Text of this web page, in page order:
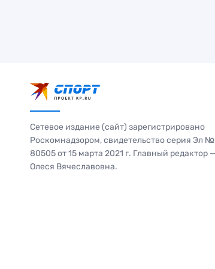
Сетевое издание (сайт) зарегистрировано
Роскомнадзором, свидетельство серия Эл
80505 от 15 марта 2021 г. Главный редактор
Олеся Вячеславовна.